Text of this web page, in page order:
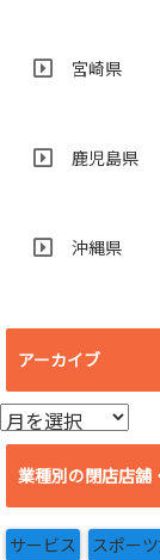
宮崎県
鹿児島県
沖縄県
アーカイブ
ア
ー
イ
ブ
業種別の閉店店舗
サービス スポー